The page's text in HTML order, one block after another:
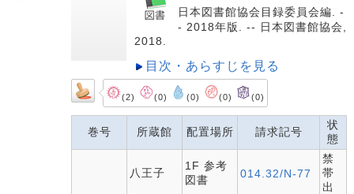
日本図書館協会目録委員会編. -
- 2018年版. -- 日本図書館協会,
2018.
目次・あらすじを見る
(2) (0) (0) (0) (0)
巻号 所蔵館 配置場所 請求記号
状
態
八王子
1F 参考
図書
014.32/N-77
禁
帯
出